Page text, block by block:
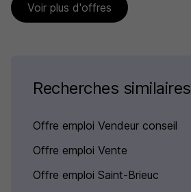
Voir plus d'offres
Recherches similaires
Offre emploi Vendeur conseil
Offre emploi Vente
Offre emploi Saint-Brieuc